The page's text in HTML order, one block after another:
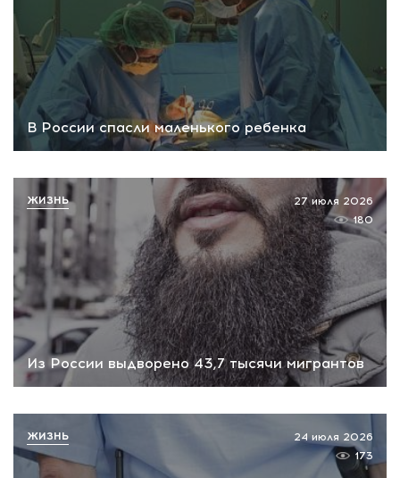
В России спасли маленького ребенка
Из России выдворено 43,7 тысячи мигрантов
27 июля 2026
180
ЖИЗНЬ
24 июля 2026
173
ЖИЗНЬ